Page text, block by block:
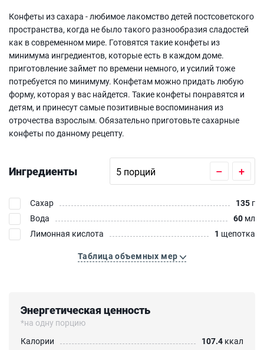
Конфеты из сахара - любимое лакомство детей постсоветского
пространства, когда не было такого разнообразия сладостей
как в современном мире. Готовятся такие конфеты из
минимума ингредиентов, которые есть в каждом доме.
приготовление займет по времени немного, и усилий тоже
потребуется по минимуму. Конфетам можно придать любую
форму, которая у вас найдется. Такие конфеты понравятся и
детям, и принесут самые позитивные воспоминания из
отрочества взрослым. Обязательно приготовьте сахарные
конфеты по данному рецепту.
Ингредиенты – +
Сахар 135 г
Вода
60 мл
Лимонная кислота
1 щепотка
Таблица объемных мер
Энергетическая ценность
*на одну порцию
Калории
107.4 ккал